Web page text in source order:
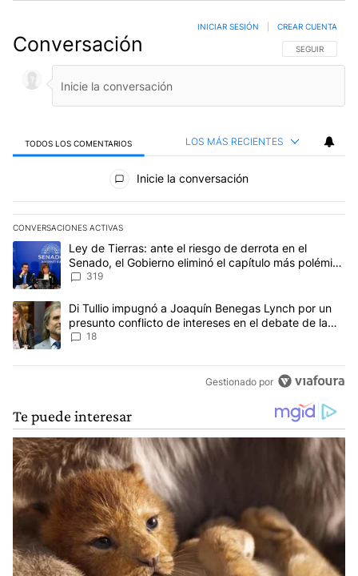
Conversación SIGA ESTA
SEGUIR
INICIAR SESIÓN CREAR CUENTA
TODOS LOS COMENTARIOS LOS MÁS RECIENTES
Todos los comentarios
Inicie la conversación
CONVERSACIONES ACTIVAS
Este listado muestra los artículos con más comentarios en los
Un artículo de tendencia con el título "Ley de Tierras: ante el
Ley de Tierras: ante el riesgo de derrota en el
Senado, el Gobierno eliminó el capítulo más polémico
del proyecto
319
Un artículo de tendencia con el título "Di Tullio impugnó a
Di Tullio impugnó a Joaquín Benegas Lynch por un
presunto conflicto de intereses en el debate de la
Ley de Tierras
18
Gestionado por